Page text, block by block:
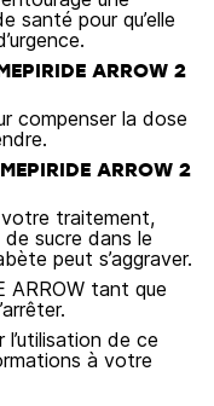
santé pour qu’elle
ARROW 2
compenser la dose
ARROW 2
votre traitement,
sucre dans le
peut s’aggraver.
ARROW tant que
l’utilisation de ce
à votre